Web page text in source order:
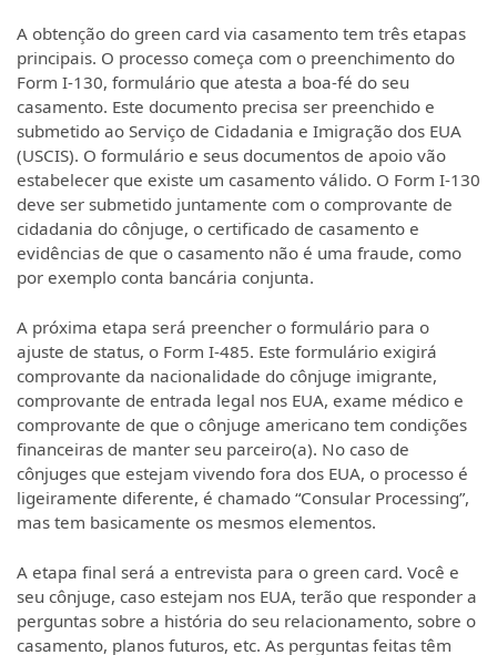
A obtenção do green card via casamento tem três etapas
principais. O processo começa com o preenchimento do
Form I-130, formulário que atesta a boa-fé do seu
casamento. Este documento precisa ser preenchido e
submetido ao Serviço de Cidadania e Imigração dos EUA
(USCIS). O formulário e seus documentos de apoio vão
estabelecer que existe um casamento válido. O Form I-130
deve ser submetido juntamente com o comprovante de
cidadania do cônjuge, o certificado de casamento e
evidências de que o casamento não é uma fraude, como
por exemplo conta bancária conjunta.
A próxima etapa será preencher o formulário para o
ajuste de status, o Form I-485. Este formulário exigirá
comprovante da nacionalidade do cônjuge imigrante,
comprovante de entrada legal nos EUA, exame médico e
comprovante de que o cônjuge americano tem condições
financeiras de manter seu parceiro(a). No caso de
cônjuges que estejam vivendo fora dos EUA, o processo é
ligeiramente diferente, é chamado “Consular Processing”,
mas tem basicamente os mesmos elementos.
A etapa final será a entrevista para o green card. Você e
seu cônjuge, caso estejam nos EUA, terão que responder a
perguntas sobre a história do seu relacionamento, sobre o
casamento, planos futuros, etc. As perguntas feitas têm